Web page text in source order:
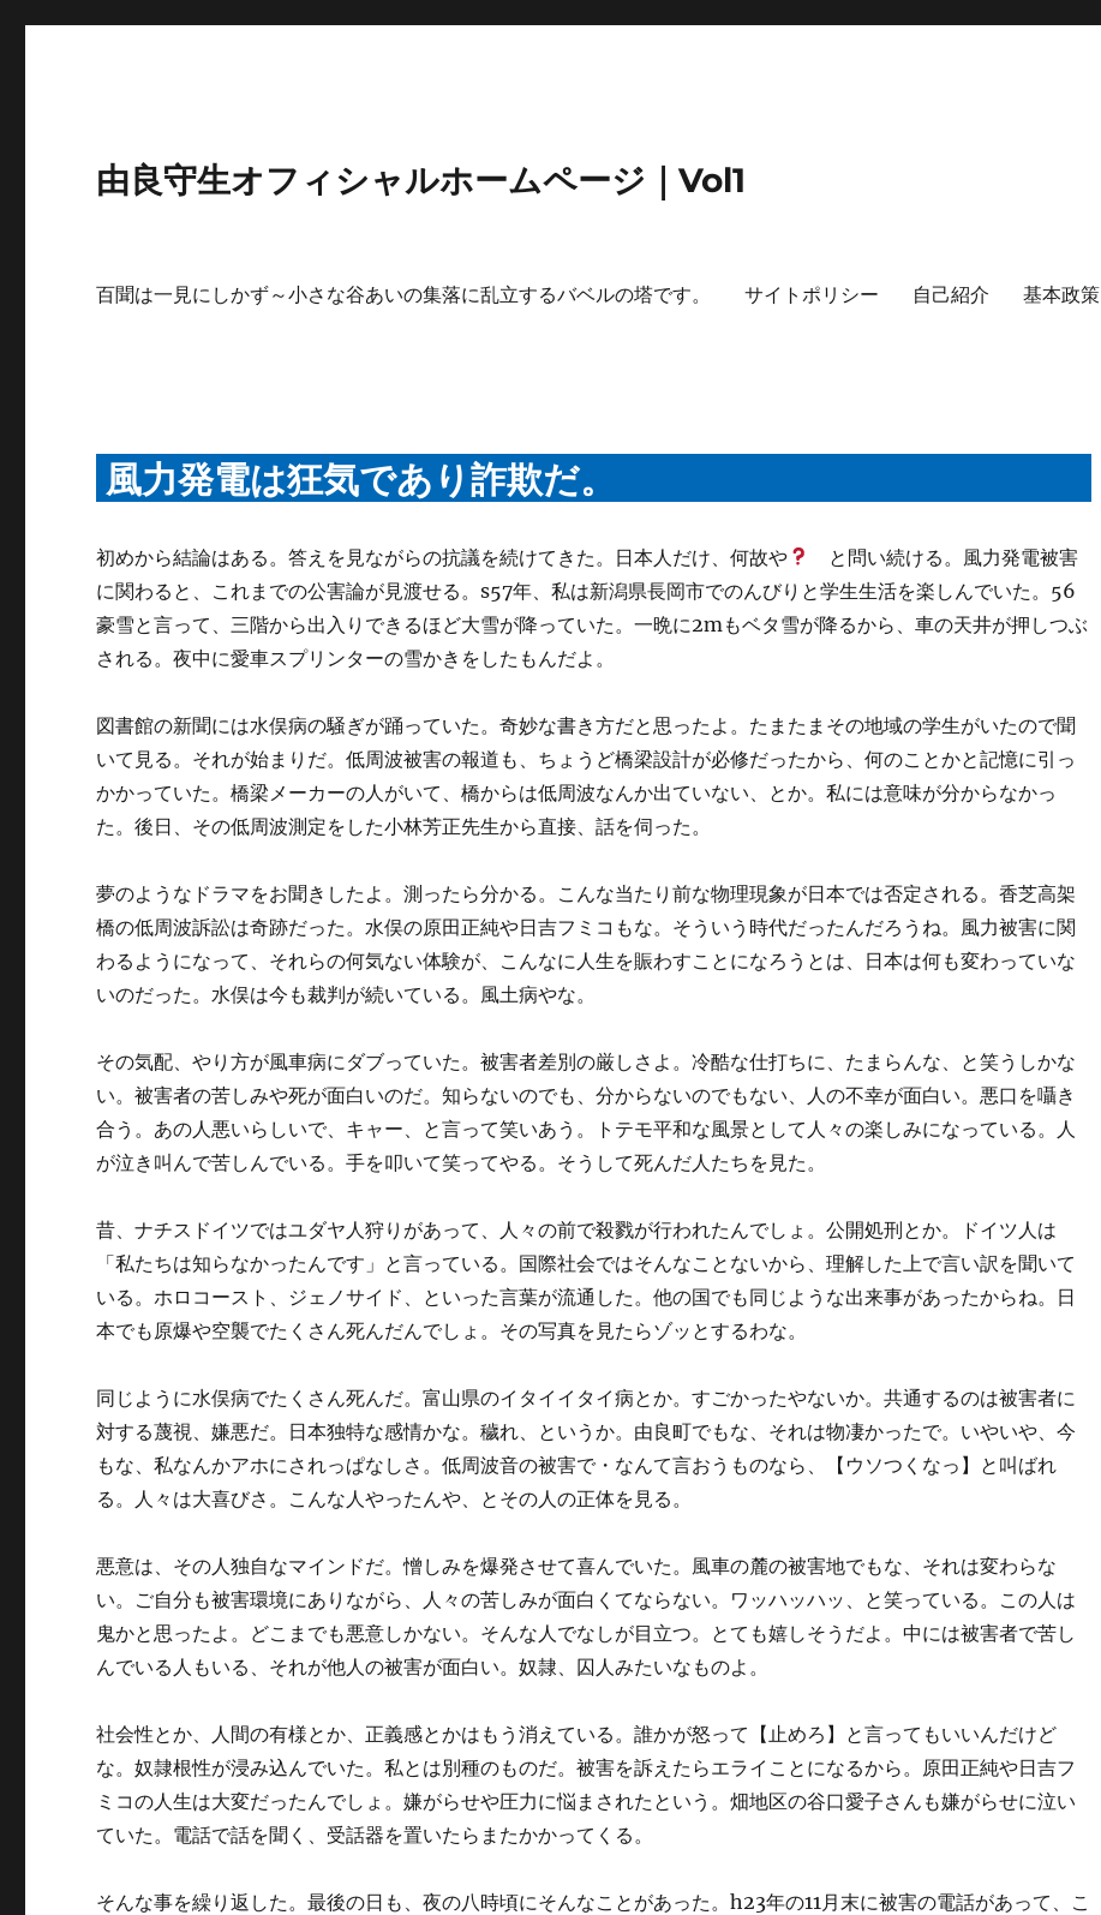
由良守生オフィシャルホームページ｜Vol1
百聞は一見にしかず～小さな谷あいの集落に乱立するバベルの塔です。 サイトポリシー 自己紹介 基本政策
風力発電は狂気であり詐欺だ。
初めから結論はある。答えを見ながらの抗議を続けてきた。日本人だけ、何故や
と問い続ける。風力発電被害
に関わると、これまでの公害論が見渡せる。s57年、私は新潟県長岡市でのんびりと学生生活を楽しんでいた。56
豪雪と言って、三階から出入りできるほど大雪が降っていた。一晩に2mもベタ雪が降るから、車の天井が押しつぶ
される。夜中に愛車スプリンターの雪かきをしたもんだよ。
図書館の新聞には水俣病の騒ぎが踊っていた。奇妙な書き方だと思ったよ。たまたまその地域の学生がいたので聞
いて見る。それが始まりだ。低周波被害の報道も、ちょうど橋梁設計が必修だったから、何のことかと記憶に引っ
かかっていた。橋梁メーカーの人がいて、橋からは低周波なんか出ていない、とか。私には意味が分からなかっ
た。後日、その低周波測定をした小林芳正先生から直接、話を伺った。
夢のようなドラマをお聞きしたよ。測ったら分かる。こんな当たり前な物理現象が日本では否定される。香芝高架
橋の低周波訴訟は奇跡だった。水俣の原田正純や日吉フミコもな。そういう時代だったんだろうね。風力被害に関
わるようになって、それらの何気ない体験が、こんなに人生を賑わすことになろうとは、日本は何も変わっていな
いのだった。水俣は今も裁判が続いている。風土病やな。
その気配、やり方が風車病にダブっていた。被害者差別の厳しさよ。冷酷な仕打ちに、たまらんな、と笑うしかな
い。被害者の苦しみや死が面白いのだ。知らないのでも、分からないのでもない、人の不幸が面白い。悪口を囁き
合う。あの人悪いらしいで、キャー、と言って笑いあう。トテモ平和な風景として人々の楽しみになっている。人
が泣き叫んで苦しんでいる。手を叩いて笑ってやる。そうして死んだ人たちを見た。
昔、ナチスドイツではユダヤ人狩りがあって、人々の前で殺戮が行われたんでしょ。公開処刑とか。ドイツ人は
「私たちは知らなかったんです」と言っている。国際社会ではそんなことないから、理解した上で言い訳を聞いて
いる。ホロコースト、ジェノサイド、といった言葉が流通した。他の国でも同じような出来事があったからね。日
本でも原爆や空襲でたくさん死んだんでしょ。その写真を見たらゾッとするわな。
同じように水俣病でたくさん死んだ。富山県のイタイイタイ病とか。すごかったやないか。共通するのは被害者に
対する蔑視、嫌悪だ。日本独特な感情かな。穢れ、というか。由良町でもな、それは物凄かったで。いやいや、今
もな、私なんかアホにされっぱなしさ。低周波音の被害で・なんて言おうものなら、【ウソつくなっ】と叫ばれ
る。人々は大喜びさ。こんな人やったんや、とその人の正体を見る。
悪意は、その人独自なマインドだ。憎しみを爆発させて喜んでいた。風車の麓の被害地でもな、それは変わらな
い。ご自分も被害環境にありながら、人々の苦しみが面白くてならない。ワッハッハッ、と笑っている。この人は
鬼かと思ったよ。どこまでも悪意しかない。そんな人でなしが目立つ。とても嬉しそうだよ。中には被害者で苦し
んでいる人もいる、それが他人の被害が面白い。奴隷、囚人みたいなものよ。
社会性とか、人間の有様とか、正義感とかはもう消えている。誰かが怒って【止めろ】と言ってもいいんだけど
な。奴隷根性が浸み込んでいた。私とは別種のものだ。被害を訴えたらエライことになるから。原田正純や日吉フ
ミコの人生は大変だったんでしょ。嫌がらせや圧力に悩まされたという。畑地区の谷口愛子さんも嫌がらせに泣い
ていた。電話で話を聞く、受話器を置いたらまたかかってくる。
そんな事を繰り返した。最後の日も、夜の八時頃にそんなことがあった。h23年の11月末に被害の電話があって、こ